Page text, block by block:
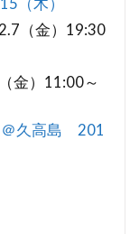
（金）19:30
金）11:00～
＠久高島 201